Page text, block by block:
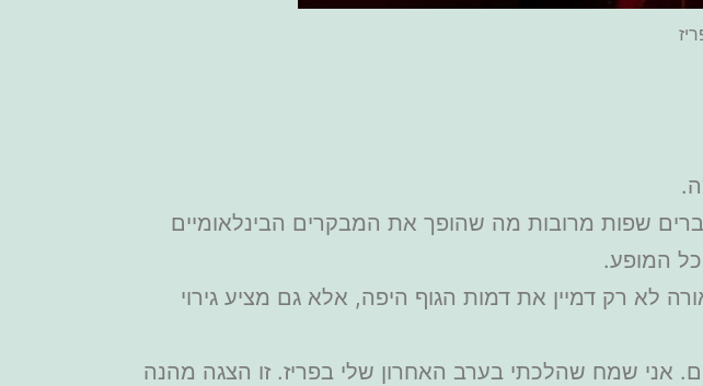
שפות מרובות מה שהופך את המבקרים הבינלאומיים
המופע.
לא רק דמיין את דמות הגוף היפה, אלא גם מציע גירוי
אני שמח שהלכתי בערב האחרון שלי בפריז. זו הצגה מהנה